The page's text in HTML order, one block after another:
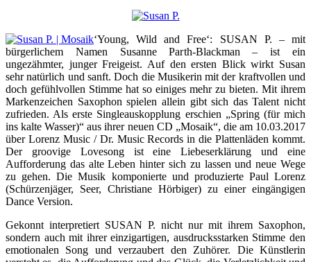
‘Young, Wild and Free‘: SUSAN P. – mit
bürgerlichem Namen Susanne Parth-Blackman – ist ein
ungezähmter, junger Freigeist. Auf den ersten Blick wirkt Susan
sehr natürlich und sanft. Doch die Musikerin mit der kraftvollen und
doch gefühlvollen Stimme hat so einiges mehr zu bieten. Mit ihrem
Markenzeichen Saxophon spielen allein gibt sich das Talent nicht
zufrieden. Als erste Singleauskopplung erschien „Spring (für mich
ins kalte Wasser)“ aus ihrer neuen CD „Mosaik“, die am 10.03.2017
über Lorenz Music / Dr. Music Records in die Plattenläden kommt.
Der groovige Lovesong ist eine Liebeserklärung und eine
Aufforderung das alte Leben hinter sich zu lassen und neue Wege
zu gehen. Die Musik komponierte und produzierte Paul Lorenz
(Schürzenjäger, Seer, Christiane Hörbiger) zu einer eingängigen
Dance Version.
Gekonnt interpretiert SUSAN P. nicht nur mit ihrem Saxophon,
sondern auch mit ihrer einzigartigen, ausdrucksstarken Stimme den
emotionalen Song und verzaubert den Zuhörer. Die Künstlerin